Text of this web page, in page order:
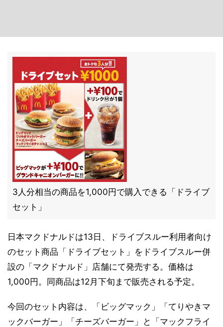
3人分相当の商品を1,000円で購入できる「ドライブ
セット」
日本マクドナルドは13日、ドライブスルー利用者向け
のセット商品「ドライブセット」をドライブスルー併
設の「マクドナルド」店舗にて発売する。価格は
1,000円。同商品は12月下旬まで販売される予定。
今回のセット内容は、「ビッグマック」「てりやきマ
ックバーガー」「チーズバーガー」と「マックフライ